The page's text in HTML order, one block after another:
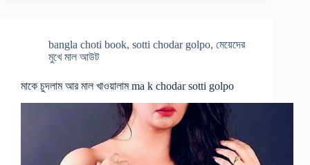
bangla choti book, sotti chodar golpo, মেয়েদের
মুখে মাল আউট
মাকে চুদলাম আর মাল খাওয়ালাম ma k chodar sotti golpo